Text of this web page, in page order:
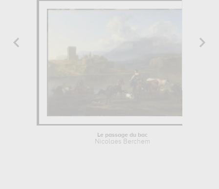
Le passage du bac
Nicolaes Berchem